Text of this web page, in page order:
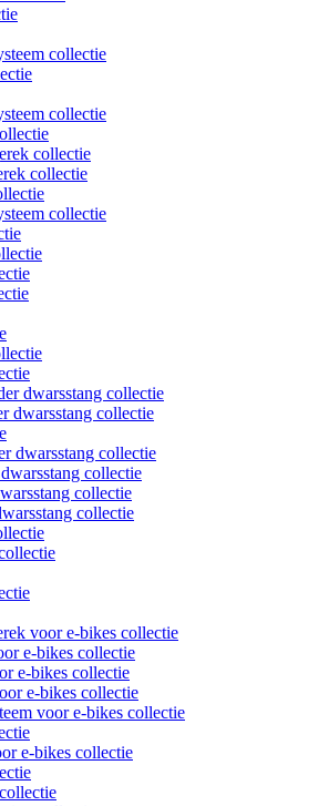
collectie
collectie
collectie
collectie
collectie
dwarsstang collectie
dwarsstang collectie
dwarsstang collectie
collectie
collectie
collectie
voor e-bikes collectie
e-bikes collectie
e-bikes collectie
e-bikes collectie
voor e-bikes collectie
e-bikes collectie